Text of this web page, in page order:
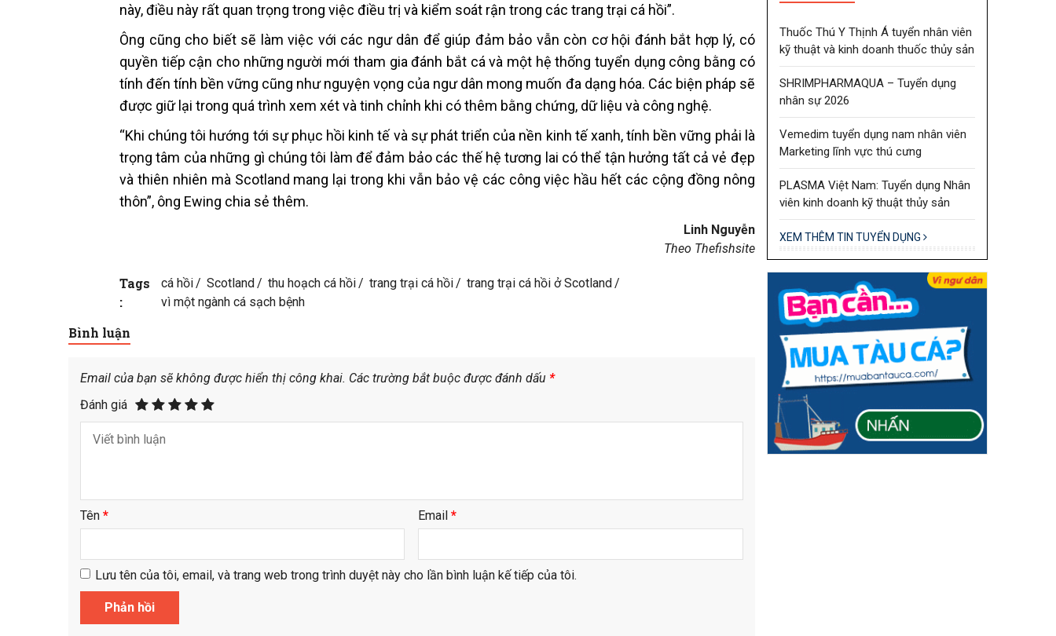
này, điều này rất quan trọng trong việc điều trị và kiểm soát rận trong các trang trại cá hồi”.
Ông cũng cho biết sẽ làm việc với các ngư dân để giúp đảm bảo vẫn còn cơ hội đánh bắt hợp lý, có
quyền tiếp cận cho những người mới tham gia đánh bắt cá và một hệ thống tuyển dụng công bằng có
tính đến tính bền vững cũng như nguyện vọng của ngư dân mong muốn đa dạng hóa. Các biện pháp sẽ
được giữ lại trong quá trình xem xét và tinh chỉnh khi có thêm bằng chứng, dữ liệu và công nghệ.
“Khi chúng tôi hướng tới sự phục hồi kinh tế và sự phát triển của nền kinh tế xanh, tính bền vững phải là
trọng tâm của những gì chúng tôi làm để đảm bảo các thế hệ tương lai có thể tận hưởng tất cả vẻ đẹp
và thiên nhiên mà Scotland mang lại trong khi vẫn bảo vệ các công việc hầu hết các cộng đồng nông
thôn”, ông Ewing chia sẻ thêm.
Linh Nguyễn
Theo Thefishsite
Tags
:
cá hồi Scotland thu hoạch cá hồi trang trại cá hồi
trang trại cá hồi ở Scotland
vì một ngành cá sạch bệnh
Bình luận
Email của bạn sẽ không được hiển thị công khai. Các trường bắt buộc được đánh dấu *
Đánh giá
Tên * Email*
Lưu tên của tôi, email, và trang web trong trình duyệt này cho lần bình luận kế tiếp của tôi.
Thuốc Thú Y Thịnh Á tuyển nhân viên
kỹ thuật và kinh doanh thuốc thủy sản
SHRIMPHARMAQUA – Tuyển dụng
nhân sự 2026
Vemedim tuyển dụng nam nhân viên
Marketing lĩnh vực thú cưng
PLASMA Việt Nam: Tuyển dụng Nhân
viên kinh doanh kỹ thuật thủy sản
XEM THÊM TIN TUYỂN DỤNG